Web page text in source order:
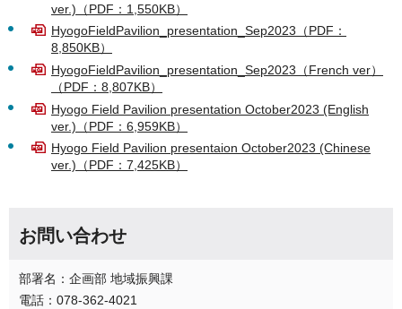
ver.)（PDF：1,550KB）
HyogoFieldPavilion_presentation_Sep2023（PDF：
8,850KB）
HyogoFieldPavilion_presentation_Sep2023（French ver）
（PDF：8,807KB）
Hyogo Field Pavilion presentation October2023 (English
ver.)（PDF：6,959KB）
Hyogo Field Pavilion presentaion October2023 (Chinese
ver.)（PDF：7,425KB）
お問い合わせ
部署名：企画部 地域振興課
電話：078-362-4021